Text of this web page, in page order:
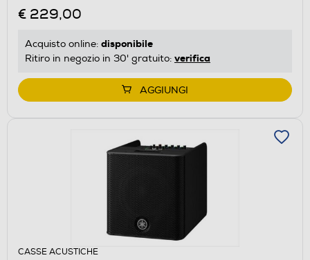
€ 229,00
Acquisto online: disponibile
Ritiro in negozio in 30' gratuito: verifica
AGGIUNGI
CASSE ACUSTICHE